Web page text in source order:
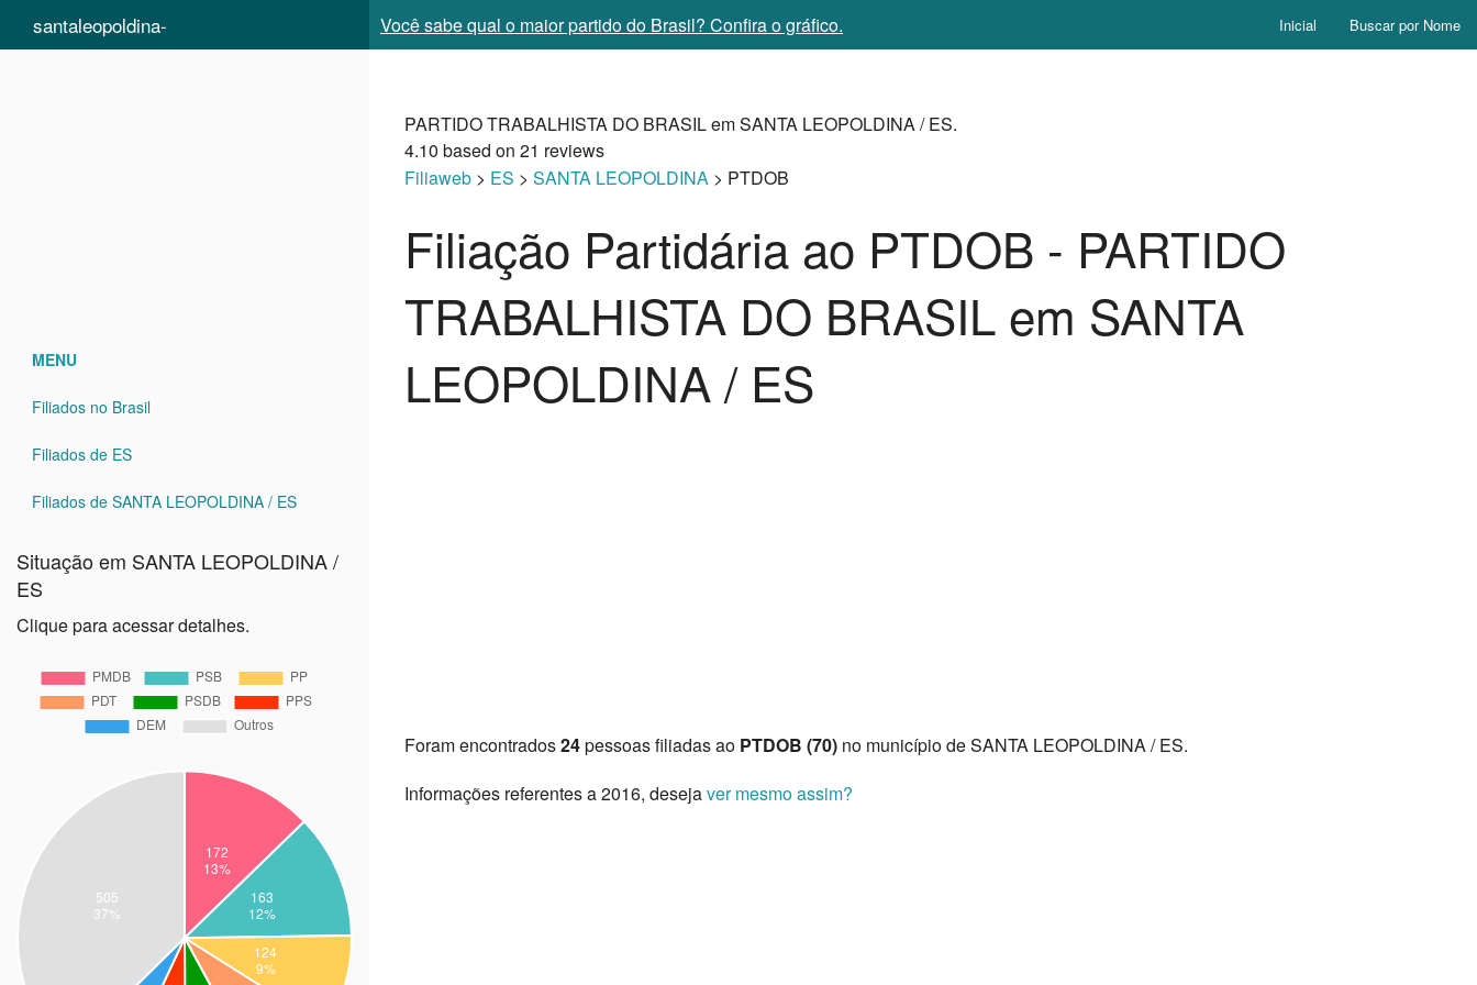
santaleopoldina-
Você sabe qual o maior partido do Brasil? Confira o gráfico. Inicial Buscar por Nome
MENU
Filiados no Brasil
Filiados de ES
Filiados de SANTA LEOPOLDINA / ES
Situação em SANTA LEOPOLDINA /
ES
Clique para acessar detalhes.
PARTIDO TRABALHISTA DO BRASIL em SANTA LEOPOLDINA / ES.
4.10 based on 21 reviews
Filiaweb > ES > SANTA LEOPOLDINA > PTDOB
Filiação Partidária ao PTDOB - PARTIDO
TRABALHISTA DO BRASIL em SANTA
LEOPOLDINA / ES
Foram encontrados24pessoas filiadas ao PTDOB (70) no município de SANTA LEOPOLDINA / ES.
Informações referentes a 2016, desejaver mesmo assim?